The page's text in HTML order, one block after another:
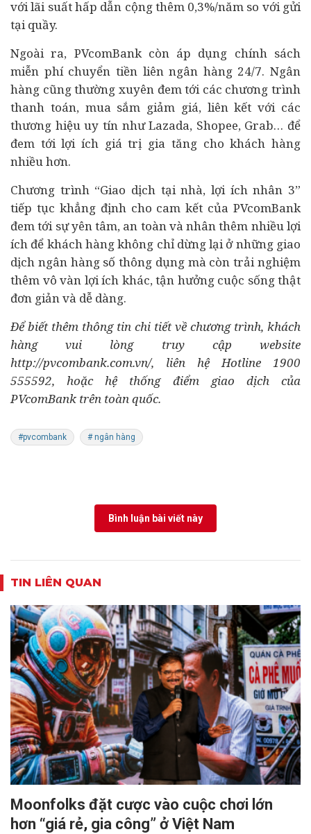
với lãi suất hấp dẫn cộng thêm 0,3%/năm so với gửi
tại quầy.
Ngoài ra, PVcomBank còn áp dụng chính sách
miễn phí chuyển tiền liên ngân hàng 24/7. Ngân
hàng cũng thường xuyên đem tới các chương trình
thanh toán, mua sắm giảm giá, liên kết với các
thương hiệu uy tín như Lazada, Shopee, Grab… để
đem tới lợi ích giá trị gia tăng cho khách hàng
nhiều hơn.
Chương trình “Giao dịch tại nhà, lợi ích nhân 3”
tiếp tục khẳng định cho cam kết của PVcomBank
đem tới sự yên tâm, an toàn và nhân thêm nhiều lợi
ích để khách hàng không chỉ dừng lại ở những giao
dịch ngân hàng số thông dụng mà còn trải nghiệm
thêm vô vàn lợi ích khác, tận hưởng cuộc sống thật
đơn giản và dễ dàng.
Để biết thêm thông tin chi tiết về chương trình, khách
hàng vui lòng truy cập website
http://pvcombank.com.vn/, liên hệ Hotline 1900
555592, hoặc hệ thống điểm giao dịch của
PVcomBank trên toàn quốc.
#pvcombank # ngân hàng
Bình luận bài viết này
TIN LIÊN QUAN
Moonfolks đặt cược vào cuộc chơi lớn
hơn “giá rẻ, gia công” ở Việt Nam